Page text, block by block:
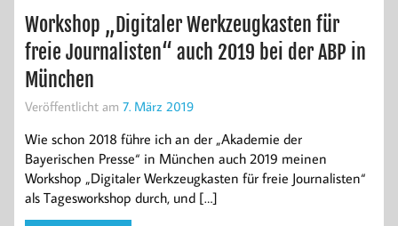
Workshop „Digitaler Werkzeugkasten für
freie Journalisten“ auch 2019 bei der ABP in
München
Veröffentlicht am 7. März 2019
Wie schon 2018 führe ich an der „Akademie der
Bayerischen Presse“ in München auch 2019 meinen
Workshop „Digitaler Werkzeugkasten für freie Journalisten“
als Tagesworkshop durch, und […]